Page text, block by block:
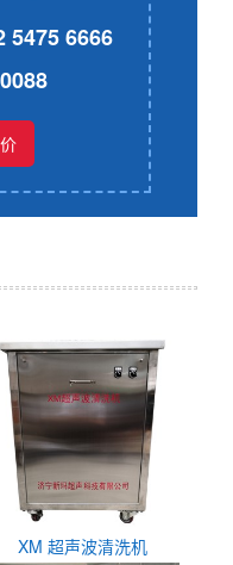
5475 6666
XM 超声波清洗机